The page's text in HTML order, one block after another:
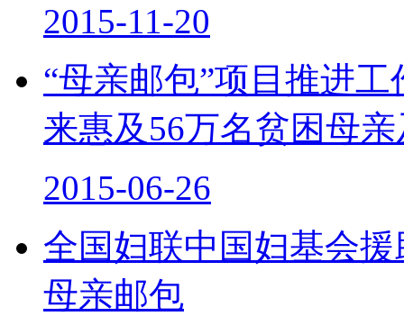
2015-11-20
“母亲邮包”项目推进
来惠及56万名贫困母
2015-06-26
全国妇联中国妇基会
母亲邮包